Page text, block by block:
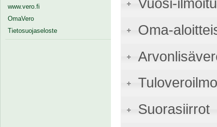
www.vero.fi
OmaVero
Tietosuojaseloste
Vuosi-
Oma-
Suorasiirrot